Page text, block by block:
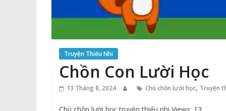
Truyện Thiếu Nhi
Chồn Con Lười Học
13 Tháng 8, 2024 Chú chồn lười học, Truyện